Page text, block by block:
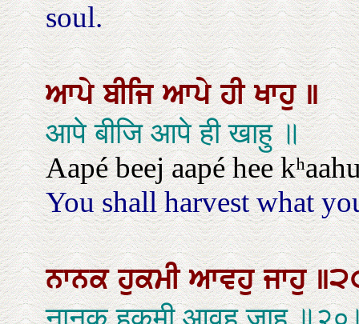
soul.
ਆਪੇਬੀਜਿਆਪੇਹੀਖਾਹੁ॥
आपे बीजि आपे ही खाहु ॥
Aapé beej aapé hee
You shall harvest what
ਨਾਨਕਹੁਕਮੀਆਵਹੁਜਾਹੁ